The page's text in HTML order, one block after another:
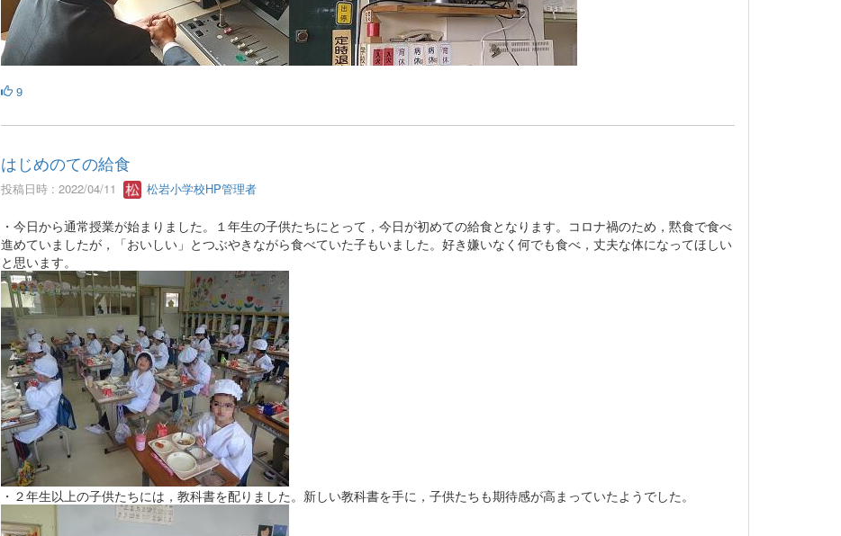
9
はじめのての給食
投稿日時 : 2022/04/11 松岩小学校HP管理者
・今日から通常授業が始まりました。１年生の子供たちにとって，今日が初めての給食となります。コロナ禍のため，黙食で食べ
進めていましたが，「おいしい」とつぶやきながら食べていた子もいました。好き嫌いなく何でも食べ，丈夫な体になってほしい
と思います。
・２年生以上の子供たちには，教科書を配りました。新しい教科書を手に，子供たちも期待感が高まっていたようでした。